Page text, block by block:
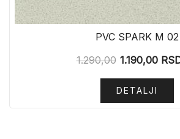
PVC SPARK M 02
1.290,00 1.190,00
DETALJI